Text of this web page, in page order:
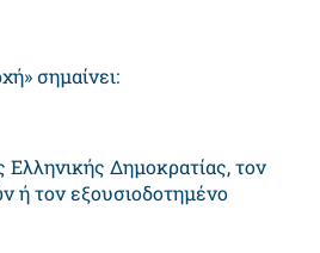
σημαίνει:
Eλληνικής Δημοκρατίας, τον
ή τον εξουσιοδοτημένο